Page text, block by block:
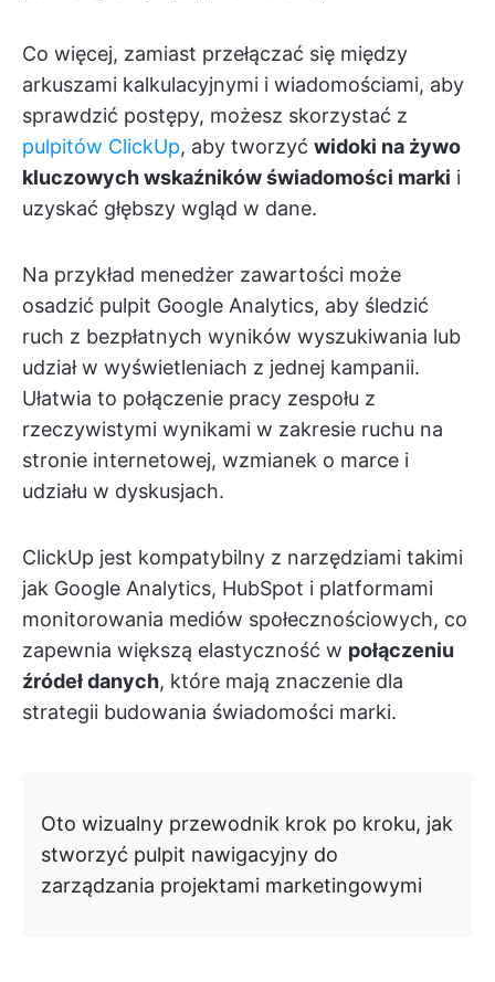
Co więcej, zamiast przełączać się między
arkuszami kalkulacyjnymi i wiadomościami, aby
sprawdzić postępy, możesz skorzystać z
pulpitów ClickUp, aby tworzyć widoki na żywo
kluczowych wskaźników świadomości marki i
uzyskać głębszy wgląd w dane.
Na przykład menedżer zawartości może
osadzić pulpit Google Analytics, aby śledzić
ruch z bezpłatnych wyników wyszukiwania lub
udział w wyświetleniach z jednej kampanii.
Ułatwia to połączenie pracy zespołu z
rzeczywistymi wynikami w zakresie ruchu na
stronie internetowej, wzmianek o marce i
udziału w dyskusjach.
ClickUp jest kompatybilny z narzędziami takimi
jak Google Analytics, HubSpot i platformami
monitorowania mediów społecznościowych, co
zapewnia większą elastyczność w połączeniu
źródeł danych, które mają znaczenie dla
strategii budowania świadomości marki.
Oto wizualny przewodnik krok po kroku, jak
stworzyć pulpit nawigacyjny do
zarządzania projektami marketingowymi